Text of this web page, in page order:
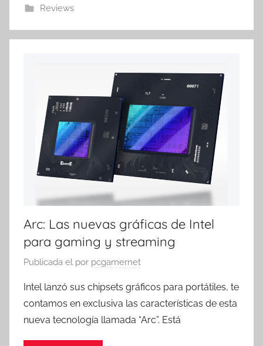
Reviews
Arc: Las nuevas gráficas de Intel
para gaming y streaming
Publicada el por pcgamernet
Intel lanzó sus chipsets gráficos para portátiles, te
contamos en exclusiva las características de esta
nueva tecnología llamada “Arc”. Está